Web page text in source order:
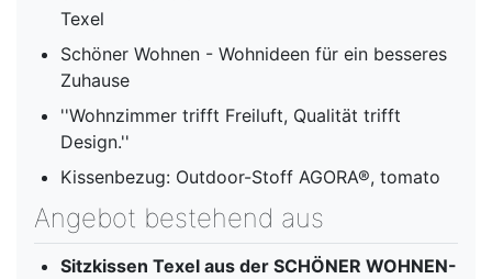
Texel
Schöner Wohnen - Wohnideen für ein besseres
Zuhause
''Wohnzimmer trifft Freiluft, Qualität trifft
Design.''
Kissenbezug: Outdoor-Stoff AGORA®, tomato
Angebot bestehend aus
Sitzkissen Texel aus der SCHÖNER WOHNEN-